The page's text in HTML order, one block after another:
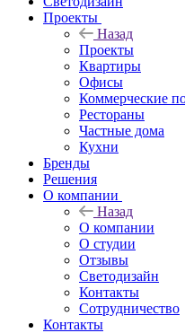
Проекты
Назад
Проекты
Квартиры
Офисы
Коммерческие
Рестораны
Частные дома
Кухни
Бренды
Решения
О компании
Назад
О компании
О студии
Отзывы
Светодизайн
Контакты
Сотрудничество
Контакты